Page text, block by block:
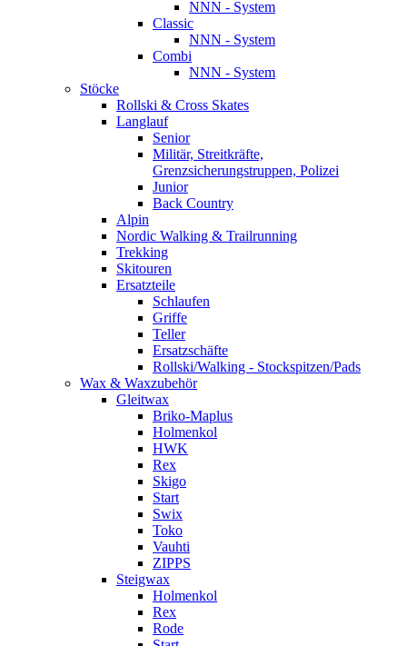
NNN - System
Classic
NNN - System
Combi
NNN - System
Stöcke
Rollski & Cross Skates
Langlauf
Senior
Militär, Streitkräfte,
Grenzsicherungstruppen, Polizei
Junior
Back Country
Alpin
Nordic Walking & Trailrunning
Trekking
Skitouren
Ersatzteile
Schlaufen
Griffe
Teller
Ersatzschäfte
Rollski/Walking - Stockspitzen/Pads
Wax & Waxzubehör
Gleitwax
Briko-Maplus
Holmenkol
HWK
Rex
Skigo
Start
Swix
Toko
Vauhti
ZIPPS
Steigwax
Holmenkol
Rex
Rode